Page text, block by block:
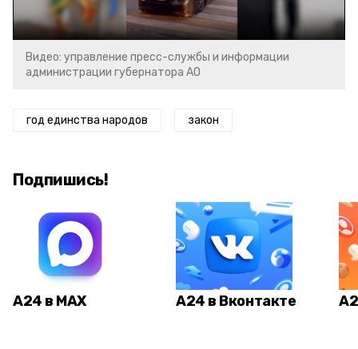
Видео: управление пресс-службы и информации
администрации губернатора АО
год единства народов закон
Подпишись!
А24 в MAX А24 в Вконтакте